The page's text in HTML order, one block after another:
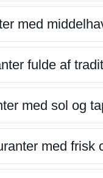
med
fulde af
med sol og
med frisk